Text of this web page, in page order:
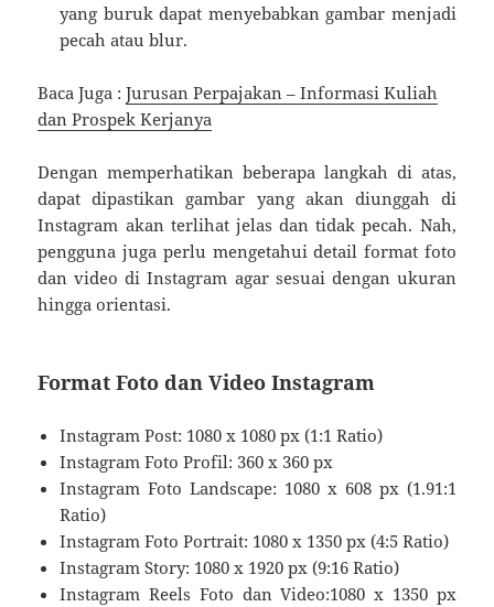
yang buruk dapat menyebabkan gambar menjadi
pecah atau blur.
Baca Juga :Jurusan Perpajakan – Informasi Kuliah
dan Prospek Kerjanya
Dengan memperhatikan beberapa langkah di atas,
dapat dipastikan gambar yang akan diunggah di
Instagram akan terlihat jelas dan tidak pecah. Nah,
pengguna juga perlu mengetahui detail format foto
dan video di Instagram agar sesuai dengan ukuran
hingga orientasi.
Format Foto dan Video Instagram
Instagram Post: 1080 x 1080 px (1:1 Ratio)
Instagram Foto Profil: 360 x 360 px
Instagram Foto Landscape: 1080 x 608 px (1.91:1
Ratio)
Instagram Foto Portrait: 1080 x 1350 px (4:5 Ratio)
Instagram Story: 1080 x 1920 px (9:16 Ratio)
Instagram Reels Foto dan Video:1080 x 1350 px